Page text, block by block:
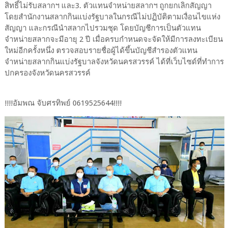
สิทธิ์ไม่รับสลากฯ และ3. ตัวแทนจำหน่ายสลากฯ ถูกยกเลิกสัญญา
โดยสำนักงานสลากกินแบ่งรัฐบาลในกรณีไม่ปฏิบัติตามเงื่อนไขแห่ง
สัญญา และกรณีนำสลากไปรวมชุด โดยบัญชีการเป็นตัวแทน
จำหน่ายสลากจะมีอายุ 2 ปี เมื่อครบกำหนดจะจัดให้มีการลงทะเบียน
ใหม่อีกครั้งหนึ่ง ตรวจสอบรายชื่อผู้ได้ขึ้นบัญชีสำรองตัวแทน
จำหน่ายสลากกินแบ่งรัฐบาลจังหวัดนครสวรรค์ ได้ที่เว็บไซด์ที่ทำการ
ปกครองจังหวัดนครสวรรค์
!!!!อัมพณ จับศรทิพย์ 0619525644!!!!